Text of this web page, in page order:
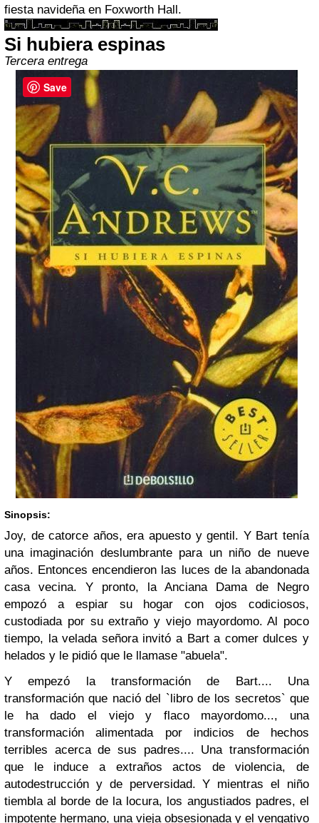
fiesta navideña en Foxworth Hall.
Si hubiera espinas
Tercera entrega
Sinopsis:
Joy, de catorce años, era apuesto y gentil. Y Bart tenía
una imaginación deslumbrante para un niño de nueve
años. Entonces encendieron las luces de la abandonada
casa vecina. Y pronto, la Anciana Dama de Negro
empozó a espiar su hogar con ojos codiciosos,
custodiada por su extraño y viejo mayordomo. Al poco
tiempo, la velada señora invitó a Bart a comer dulces y
helados y le pidió que le llamase "abuela".
Y empezó la transformación de Bart.... Una
transformación que nació del `libro de los secretos` que
le ha dado el viejo y flaco mayordomo..., una
transformación alimentada por indicios de hechos
terribles acerca de sus padres.... Una transformación
que le induce a extraños actos de violencia, de
autodestrucción y de perversidad.Y mientras el niño
tiembla al borde de la locura, los angustiados padres, el
impotente hermano, una vieja obsesionada y el vengativo
Save